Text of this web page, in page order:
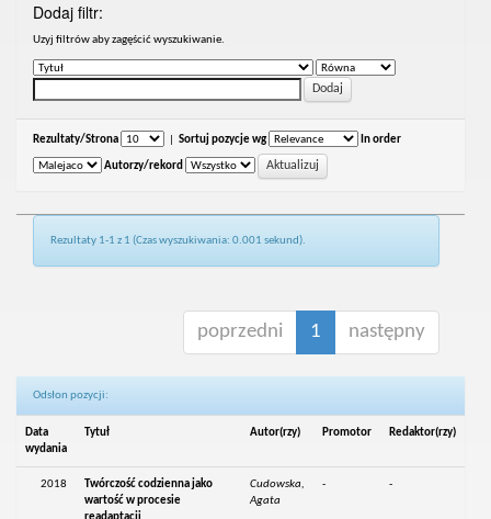
Dodaj filtr:
Uzyj filtrów aby zagęścić wyszukiwanie.
Rezultaty/Strona Sortuj pozycje wg In order
Autorzy/rekord
Rezultaty 1-1 z 1 (Czas wyszukiwania: 0.001 sekund).
poprzedni 1 następny
Odsłon pozycji:
Data
wydania
Tytuł Autor(rzy) Promotor Redaktor(rzy)
2018
Twórczość codzienna jako
wartość w procesie
Cudowska,
Agata
- -